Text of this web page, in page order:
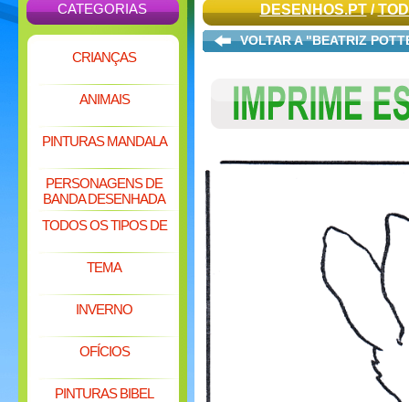
CATEGORIAS
CRIANÇAS
ANIMAIS
PINTURAS MANDALA
PERSONAGENS DE
BANDA DESENHADA
TODOS OS TIPOS DE
TEMA
INVERNO
OFÍCIOS
PINTURAS BIBEL
DESENHOS.PT/
VOLTAR A "BEATRIZ